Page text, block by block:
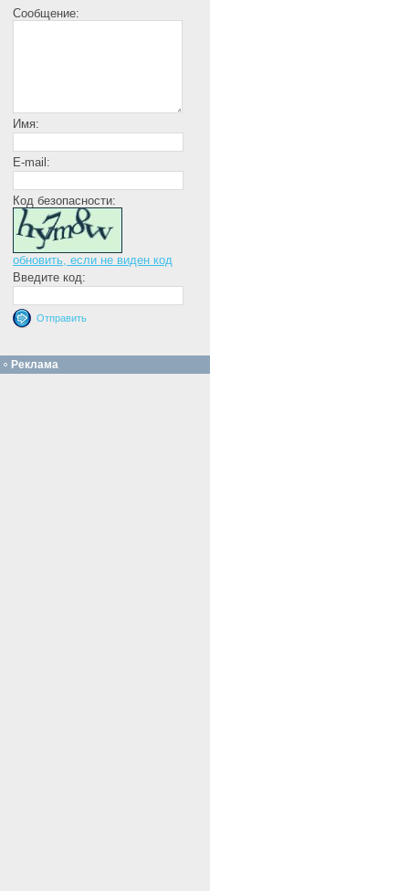
Сообщение:
Имя:
E-mail:
Код безопасности:
обновить, если не виден код
Введите код:
Реклама